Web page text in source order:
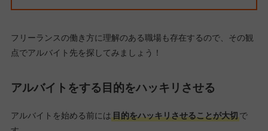
フリーランスの働き方に理解のある職場も存在するので、その観
点でアルバイト先を探してみましょう！
アルバイトをする目的をハッキリさせる
アルバイトを始める前には目的をハッキリさせることが大切で